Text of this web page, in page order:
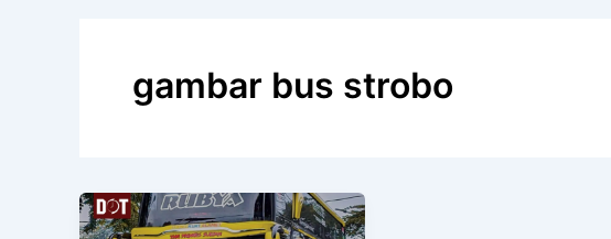
gambar bus strobo